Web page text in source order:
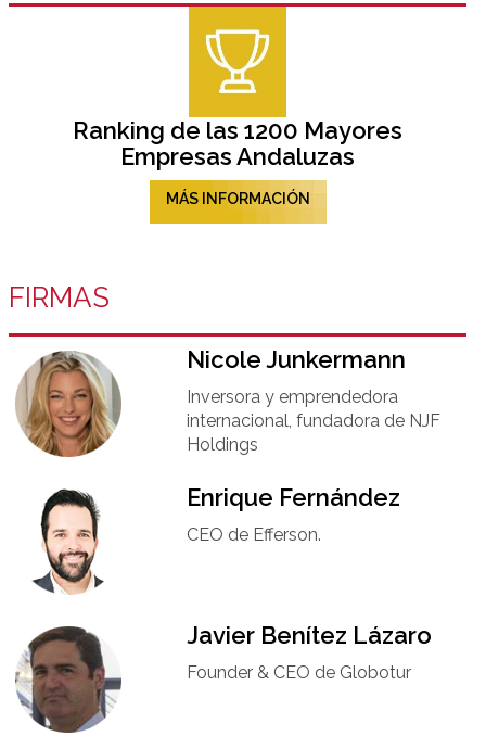
Ranking de las 1200 Mayores
Empresas Andaluzas
MÁS INFORMACIÓN
FIRMAS
Nicole Junkermann​
Inversora y emprendedora
internacional, fundadora de NJF
Holdings
Enrique Fernández
CEO de Efferson.
Javier Benítez Lázaro
Founder & CEO de Globotur​